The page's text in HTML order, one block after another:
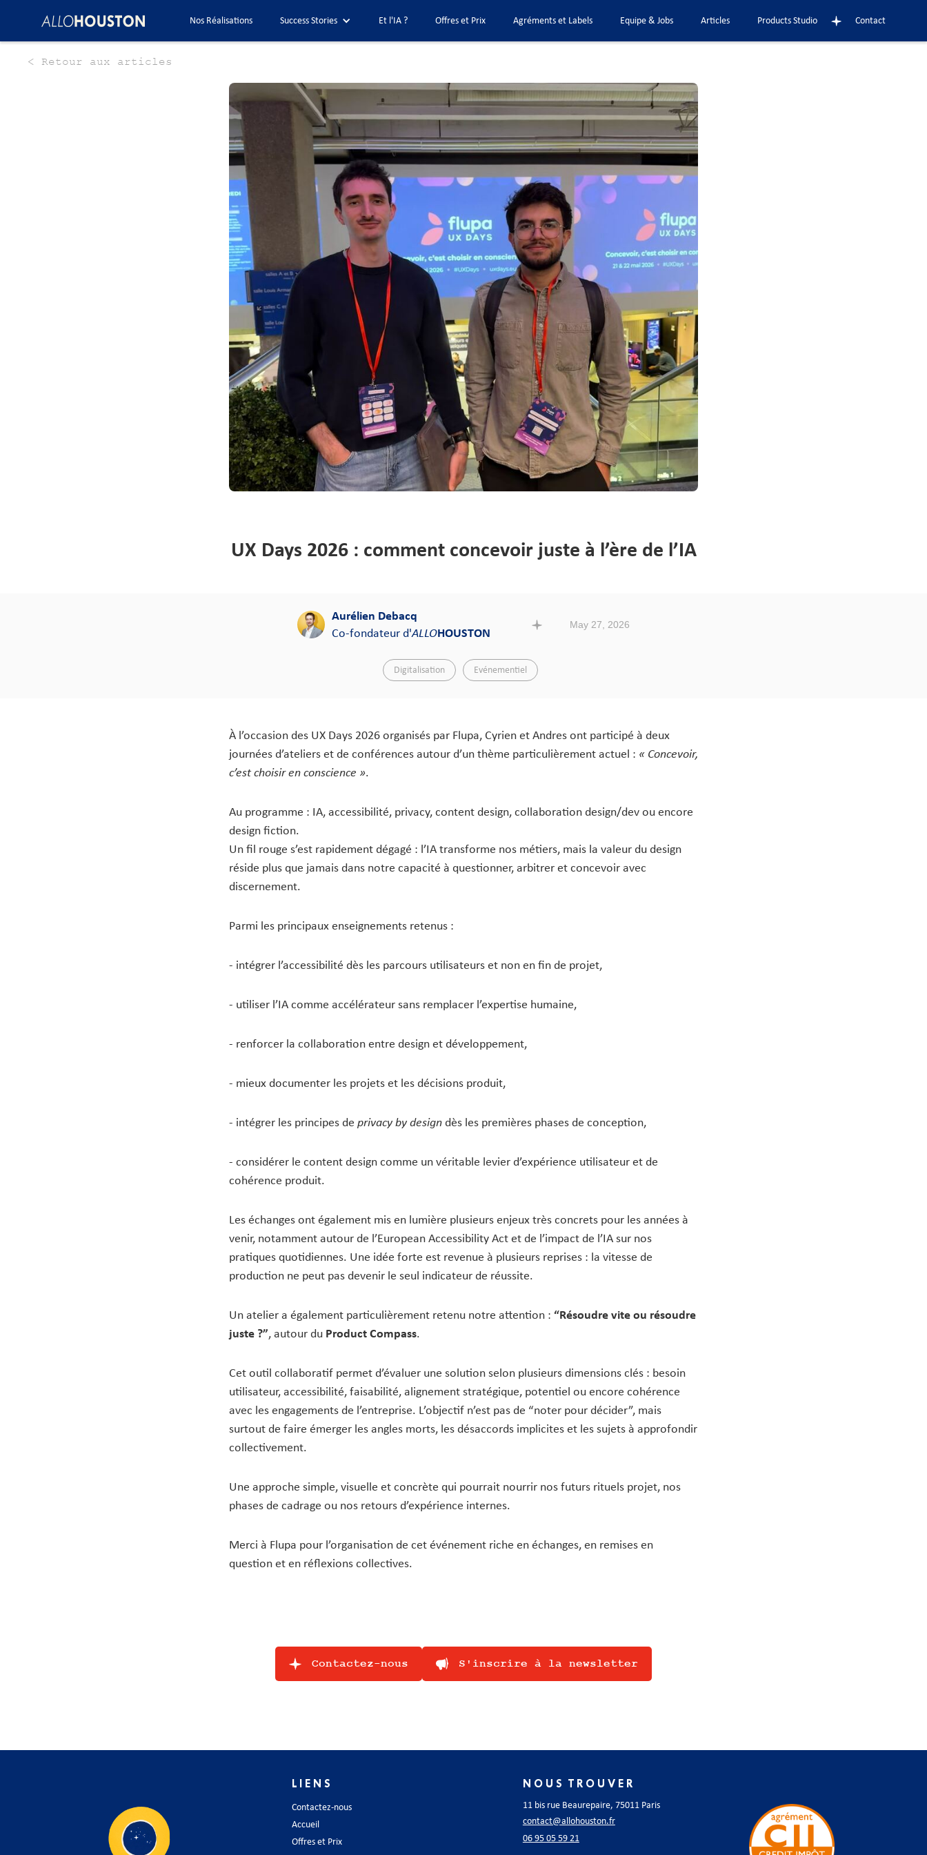
Nos Réalisations Success Stories Et l'IA ? Offres et Prix Agréments et Labels Equipe & Jobs Articles Products Studio Contact
< Retour aux articles
UX Days 2026 : comment concevoir juste à l’ère de l’IA
Aurélien Debacq
Co-fondateur d'ALLOHOUSTON
May 27, 2026
Digitalisation Evénementiel
À l’occasion des UX Days 2026 organisés par Flupa, Cyrien et Andres ont participé à deux
journées d’ateliers et de conférences autour d’un thème particulièrement actuel : « Concevoir,
c’est choisir en conscience ».
Au programme : IA, accessibilité, privacy, content design, collaboration design/dev ou encore
design fiction.
Un fil rouge s’est rapidement dégagé : l’IA transforme nos métiers, mais la valeur du design
réside plus que jamais dans notre capacité à questionner, arbitrer et concevoir avec
discernement.
Parmi les principaux enseignements retenus :
- intégrer l’accessibilité dès les parcours utilisateurs et non en fin de projet,
- utiliser l’IA comme accélérateur sans remplacer l’expertise humaine,
- renforcer la collaboration entre design et développement,
- mieux documenter les projets et les décisions produit,
- intégrer les principes de privacy by design dès les premières phases de conception,
- considérer le content design comme un véritable levier d’expérience utilisateur et de
cohérence produit.
Les échanges ont également mis en lumière plusieurs enjeux très concrets pour les années à
venir, notamment autour de l’European Accessibility Act et de l’impact de l’IA sur nos
pratiques quotidiennes. Une idée forte est revenue à plusieurs reprises : la vitesse de
production ne peut pas devenir le seul indicateur de réussite.
Un atelier a également particulièrement retenu notre attention : “Résoudre vite ou résoudre
juste ?”, autour du Product Compass.
Cet outil collaboratif permet d’évaluer une solution selon plusieurs dimensions clés : besoin
utilisateur, accessibilité, faisabilité, alignement stratégique, potentiel ou encore cohérence
avec les engagements de l’entreprise. L’objectif n’est pas de “noter pour décider”, mais
surtout de faire émerger les angles morts, les désaccords implicites et les sujets à approfondir
collectivement.
Une approche simple, visuelle et concrète qui pourrait nourrir nos futurs rituels projet, nos
phases de cadrage ou nos retours d’expérience internes.
Merci à Flupa pour l’organisation de cet événement riche en échanges, en remises en
question et en réflexions collectives.
Contactez-nous S'inscrire à la newsletter
LIENS
Contactez-nous
Accueil
Offres et Prix
NOUS TROUVER
11 bis rue Beaurepaire, 75011 Paris
contact@allohouston.fr
06 95 05 59 21